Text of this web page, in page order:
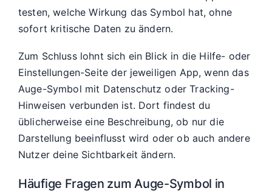
testen, welche Wirkung das Symbol hat, ohne
sofort kritische Daten zu ändern.
Zum Schluss lohnt sich ein Blick in die Hilfe- oder
Einstellungen-Seite der jeweiligen App, wenn das
Auge-Symbol mit Datenschutz oder Tracking-
Hinweisen verbunden ist. Dort findest du
üblicherweise eine Beschreibung, ob nur die
Darstellung beeinflusst wird oder ob auch andere
Nutzer deine Sichtbarkeit ändern.
Häufige Fragen zum Auge-Symbol in